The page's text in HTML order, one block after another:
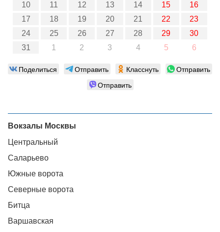
10
11 12 13 14 15
16
17
18 19 20 21 22
23
24
25 26 27 28 29
30
31
1 2 3 4 5 6
Поделиться Отправить Класснуть
Отправить
Отправить
Вокзалы Москвы
Центральный
Саларьево
Южные ворота
Северные ворота
Битца
Варшавская